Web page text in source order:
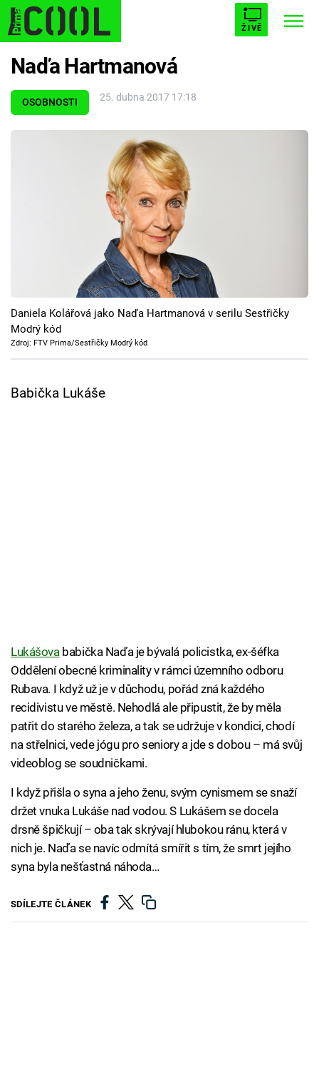
ŽIVĚ
Trendy: STARHOUSE BUFFY, PŘEMOŽITELKA UPÍRŮ
ESCAPE PLNEJ KOTEL AVENGERS 5
Hry
Cool Esport
OSOBNOSTI 25. dubna 2017 17:18
Naďa Hartmanová
Daniela Kolářová jako Naďa Hartmanová v serilu Sestřičky
Modrý kód
Zdroj: FTV Prima/Sestřičky Modrý kód
Babička Lukáše
Lukášovababička Naďa je bývalá policistka, ex-šéfka
Oddělení obecné kriminality v rámci územního odboru
Rubava. I když už je v důchodu, pořád zná každého
recidivistu ve městě. Nehodlá ale připustit, že by měla
patřit do starého železa, a tak se udržuje v kondici, chodí
na střelnici, vede jógu pro seniory a jde s dobou – má svůj
videoblog se soudničkami.
I když přišla o syna a jeho ženu, svým cynismem se snaží
držet vnuka Lukáše nad vodou. S Lukášem se docela
drsně špičkují – oba tak skrývají hlubokou ránu, která v
nich je. Naďa se navíc odmítá smířit s tím, že smrt jejího
syna byla nešťastná náhoda…
SDÍLEJTE ČLÁNEK